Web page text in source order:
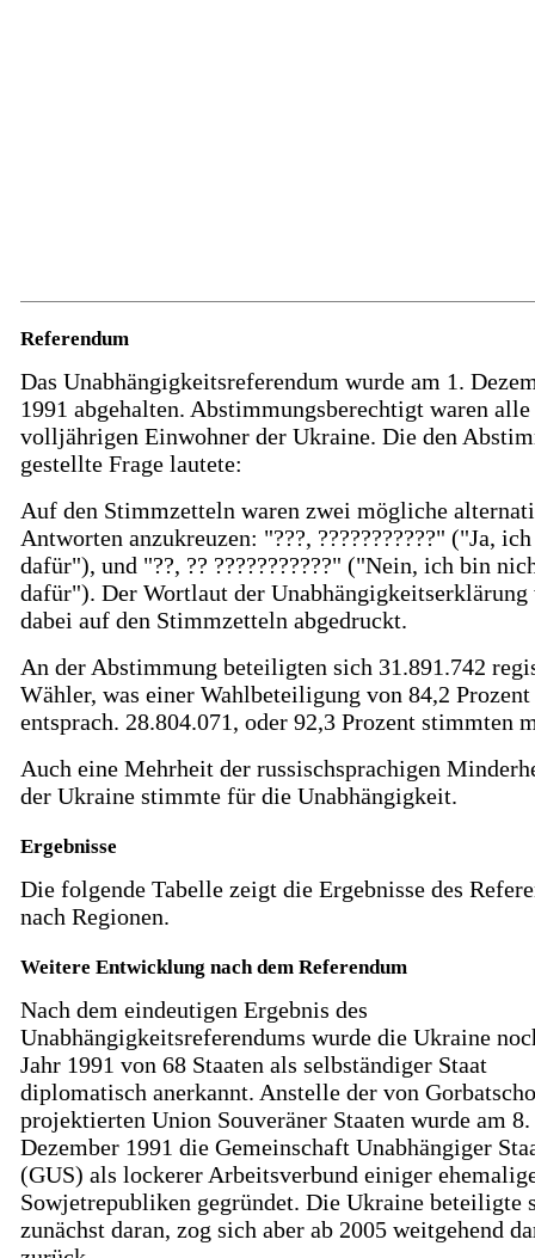
Referendum
Das Unabhängigkeitsreferendum wurde am 1.
1991 abgehalten. Abstimmungsberechtigt waren alle
volljährigen Einwohner der Ukraine. Die den
gestellte Frage lautete:
Auf den Stimmzetteln waren zwei mögliche
Antworten anzukreuzen: "???, ???????????" ("Ja,
dafür"), und "??, ?? ???????????" ("Nein, ich bin
dafür"). Der Wortlaut der Unabhängigkeitserklärung
dabei auf den Stimmzetteln abgedruckt.
An der Abstimmung beteiligten sich 31.891.742
Wähler, was einer Wahlbeteiligung von 84,2 Prozent
entsprach. 28.804.071, oder 92,3 Prozent stimmten
Auch eine Mehrheit der russischsprachigen
der Ukraine stimmte für die Unabhängigkeit.
Ergebnisse
Die folgende Tabelle zeigt die Ergebnisse des
nach Regionen.
Weitere Entwicklung nach dem Referendum
Nach dem eindeutigen Ergebnis des
Unabhängigkeitsreferendums wurde die Ukraine
Jahr 1991 von 68 Staaten als selbständiger Staat
diplomatisch anerkannt. Anstelle der von
projektierten Union Souveräner Staaten wurde am 8.
Dezember 1991 die Gemeinschaft Unabhängiger
(GUS) als lockerer Arbeitsverbund einiger
Sowjetrepubliken gegründet. Die Ukraine beteiligte
zunächst daran, zog sich aber ab 2005 weitgehend